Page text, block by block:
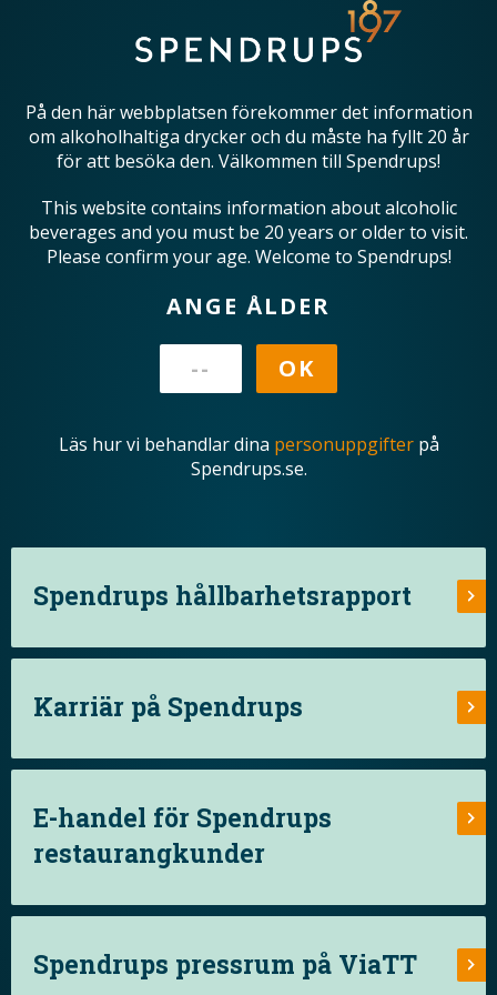
På den här webbplatsen förekommer det information
om alkoholhaltiga drycker och du måste ha fyllt 20 år
för att besöka den. Välkommen till Spendrups!
This website contains information about alcoholic
beverages and you must be 20 years or older to visit.
Please confirm your age. Welcome to Spendrups!
ANGE ÅLDER
Läs hur vi behandlar dina personuppgifterpå
Spendrups.se.
Spendrups hållbarhetsrapport
Karriär på Spendrups
E-handel för Spendrups
restaurangkunder
Spendrups pressrum på ViaTT